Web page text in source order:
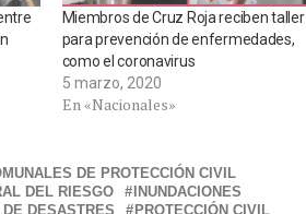
Miembros de Cruz Roja reciben taller
para prevención de enfermedades,
como el coronavirus
5 marzo, 2020
En «Nacionales»
DE PROTECCIÓN CIVIL
DEL RIESGO
INUNDACIONES
DESASTRES
PROTECCIÓN CIVIL